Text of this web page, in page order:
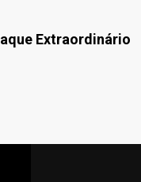
Extraordinário